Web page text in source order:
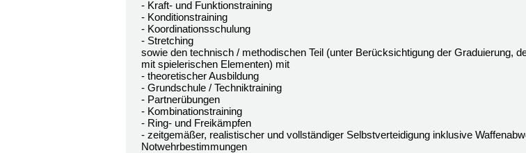
- Kraft- und Funktionstraining
- Konditionstraining
- Koordinationsschulung
- Stretching
sowie den technisch / methodischen Teil (unter Berücksichtigung der Graduierung,
mit spielerischen Elementen) mit
- theoretischer Ausbildung
- Grundschule / Techniktraining
- Partnerübungen
- Kombinationstraining
- Ring- und Freikämpfen
- zeitgemäßer, realistischer und vollständiger Selbstverteidigung inklusive
Notwehrbestimmungen